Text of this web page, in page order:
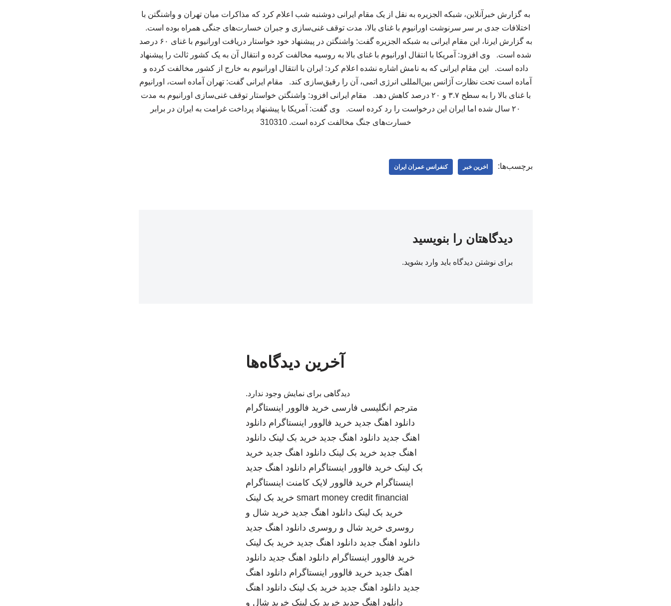
به گزارش خبرآنلاین، شبکه الجزیره به نقل از یک مقام ایرانی دوشنبه شب اعلام کرد که مذاکرات میان تهران و واشنگتن با
اختلافات جدی بر سر سرنوشت اورانیوم با غنای بالا، مدت توقف غنی‌سازی و جبران خسارت‌های جنگی همراه بوده است.
به گزارش ایرنا، این مقام ایرانی به شبکه الجزیره گفت: واشنگتن در پیشنهاد خود خواستار دریافت اورانیوم با غنای ۶۰ درصد
شده است. وی افزود: آمریکا با انتقال اورانیوم با غنای بالا به روسیه مخالفت کرده و انتقال آن به یک کشور ثالث را پیشنهاد
داده است. این مقام ایرانی که به نامش اشاره نشده اعلام کرد: ایران با انتقال اورانیوم به خارج از کشور مخالفت کرده و
آماده است تحت نظارت آژانس بین‌المللی انرژی اتمی، آن را رقیق‌سازی کند. مقام ایرانی گفت: تهران آماده است، اورانیوم
با غنای بالا را به سطح ۳.۷ و ۲۰ درصد کاهش دهد. مقام ایرانی افزود: واشنگتن خواستار توقف غنی‌سازی اورانیوم به مدت
۲۰ سال شده اما ایران این درخواست را رد کرده است. وی گفت: آمریکا با پیشنهاد پرداخت غرامت به ایران در برابر
خسارت‌های جنگ مخالفت کرده است. 310310
برچسب‌ها: اخرین خبر کنفرانس عمران ایران
دیدگاهتان را بنویسید
برای نوشتن دیدگاه باید وارد بشوید.
آخرین دیدگاه‌ها
دیدگاهی برای نمایش وجود ندارد.
مترجم انگلیسی فارسی خرید فالوور اینستاگرام
دانلود اهنگ جدید خرید فالوور اینستاگرام دانلود
اهنگ جدید دانلود اهنگ جدید خرید بک لینک دانلود
اهنگ جدید خرید بک لینک دانلود اهنگ جدید خرید
بک لینک خرید فالوور اینستاگرام دانلود اهنگ جدید
اینستاگرام خرید فالوور لایک کامنت اینستاگرام
smart money credit financial خرید بک لینک
خرید بک لینک دانلود اهنگ جدید خرید شال و
روسری خرید شال و روسری دانلود اهنگ جدید
دانلود اهنگ جدید دانلود اهنگ جدید خرید بک لینک
خرید فالوور اینستاگرام دانلود اهنگ جدید دانلود
اهنگ جدید خرید فالوور اینستاگرام دانلود اهنگ
جدید دانلود اهنگ جدید خرید بک لینک دانلود اهنگ
دانلود اهنگ جدید خرید بک لینک خرید شال و